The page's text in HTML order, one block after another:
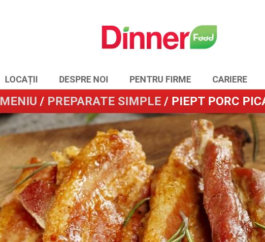
LOCAȚII DESPRE NOI PENTRU FIRME CARIERE
MENIU / PREPARATE SIMPLE/ PIEPT PORC